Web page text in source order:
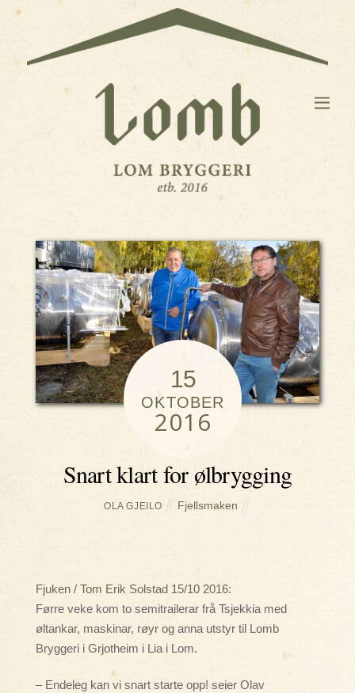
15
OKTOBER
2016
Snart klart for ølbrygging
OLA GJEILO Fjellsmaken
Fjuken / Tom Erik Solstad 15/10 2016:
Førre veke kom to semitrailerar frå Tsjekkia med
øltankar, maskinar, røyr og anna utstyr til Lomb
Bryggeri i Grjotheim i Lia i Lom.
– Endeleg kan vi snart starte opp! seier Olav